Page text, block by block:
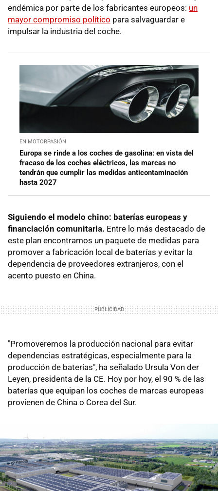
endémica por parte de los fabricantes europeos: un
mayor compromiso político para salvaguardar e
impulsar la industria del coche.
EN MOTORPASIÓN
Europa se rinde a los coches de gasolina: en vista del
fracaso de los coches eléctricos, las marcas no
tendrán que cumplir las medidas anticontaminación
hasta 2027
Siguiendo el modelo chino: baterías europeas y
financiación comunitaria. Entre lo más destacado de
este plan encontramos un paquete de medidas para
promover a fabricación local de baterías y evitar la
dependencia de proveedores extranjeros, con el
acento puesto en China.
"Promoveremos la producción nacional para evitar
dependencias estratégicas, especialmente para la
producción de baterías", ha señalado Ursula Von der
Leyen, presidenta de la CE. Hoy por hoy, el 90 % de las
baterías que equipan los coches de marcas europeas
provienen de China o Corea del Sur.